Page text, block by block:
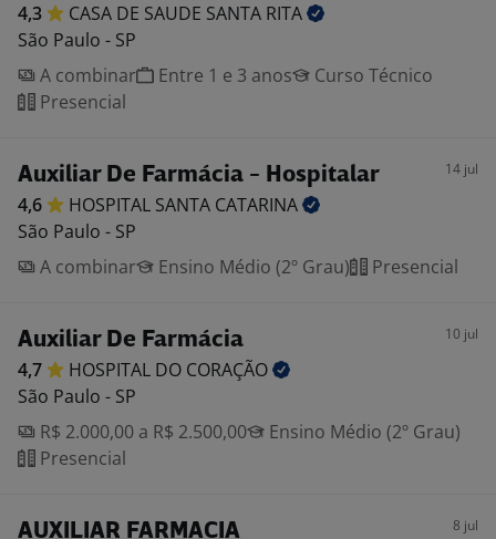
4,3 CASA DE SAUDE SANTA RITA
São Paulo - SP
A combinar
Entre 1 e 3 anos
Curso Técnico
Presencial
Auxiliar De Farmácia - Hospitalar 14 jul
4,6 HOSPITAL SANTA CATARINA
São Paulo - SP
A combinar
Ensino Médio (2º Grau) Presencial
Auxiliar De Farmácia 10 jul
4,7 HOSPITAL DO CORAÇÃO
São Paulo - SP
R$ 2.000,00 a R$ 2.500,00
Ensino Médio (2º Grau)
Presencial
AUXILIAR FARMACIA 8 jul